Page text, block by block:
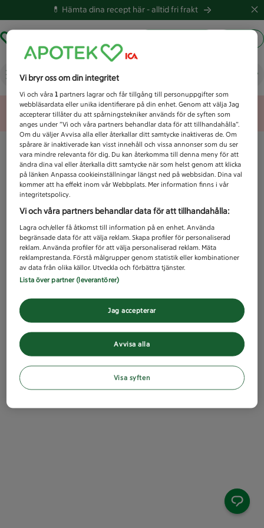
💊 Hämta dina recept här -alltid fri frakt
Vad letar du efter idag?
Unknown error
Vi bryr oss om din integritet
Vi och våra1 partners lagrar och får tillgång till personuppgifter som
webbläsardata eller unika identifierare på din enhet. Genom att välja Jag
accepterar tillåter du att spårningstekniker används för de syften som
anges under ”Vi och våra partners behandlar data för att tillhandahålla”.
Om du väljer Avvisa alla eller återkallar ditt samtycke inaktiveras de. Om
spårare är inaktiverade kan visst innehåll och vissa annonser som du ser
vara mindre relevanta för dig. Du kan återkomma till denna meny för att
ändra dina val eller återkalla ditt samtycke när som helst genom att klicka
på länken Anpassa cookieinställningar längst ned på webbsidan. Dina val
kommer att ha effekt inom vår Webbplats. Mer information finns i vår
integritetspolicy.
Vi och våra partners behandlar data för att tillhandahålla:
Lagra och/eller få åtkomst till information på en enhet. Använda
begränsade data för att välja reklam. Skapa profiler för personaliserad
reklam. Använda profiler för att välja personaliserad reklam. Mäta
reklamprestanda. Förstå målgrupper genom statistik eller kombinationer
av data från olika källor. Utveckla och förbättra tjänster.
Lista över partner (leverantörer)
Avvisa alla
Jag accepterar
Visa syften